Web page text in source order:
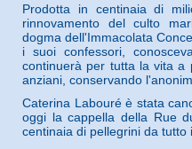
Prodotta in centinaia di
rinnovamento del culto
dogma dell'Immacolata
i suoi confessori,
continuerà per tutta la vita a
anziani, conservando
Caterina Labouré è stata
oggi la cappella della Rue
centinaia di pellegrini da tutto